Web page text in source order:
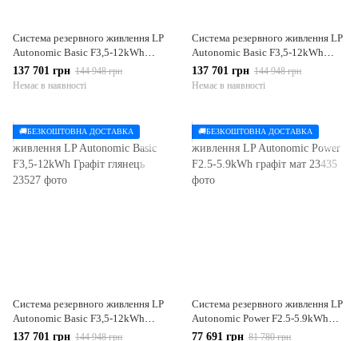
Система резервного живлення LP
Autonomic Basic F3,5-12kWh
Білий глянець
137 701 грн 144 948 грн
Немає в наявності
Система резервного живлення LP
Autonomic Basic F3,5-12kWh
Білий мат
137 701 грн 144 948 грн
Немає в наявності
🚚БЕЗКОШТОВНА ДОСТАВКА
Система резервного живлення LP
Autonomic Basic F3,5-12kWh
Графіт глянець
137 701 грн 144 948 грн
🚚БЕЗКОШТОВНА ДОСТАВКА
Система резервного живлення LP
Autonomic Power F2.5-5.9kWh
графіт мат
77 691 грн 81 780 грн